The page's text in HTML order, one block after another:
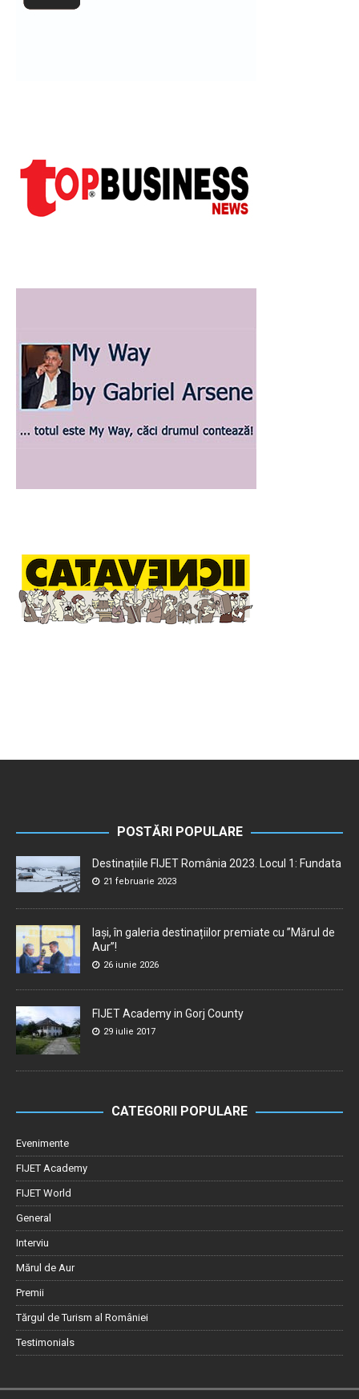
POSTĂRI POPULARE
Destinațiile FIJET România 2023. Locul 1: Fundata
21 februarie 2023
Iași, în galeria destinațiilor premiate cu ”Mărul de
Aur”!
26 iunie 2026
FIJET Academy in Gorj County
29 iulie 2017
CATEGORII POPULARE
Evenimente
FIJET Academy
FIJET World
General
Interviu
Mărul de Aur
Premii
Tărgul de Turism al României
Testimonials